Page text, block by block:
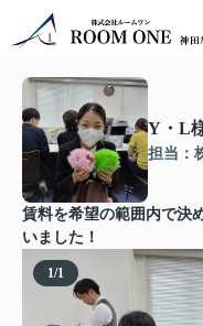
Y・L
担当：
賃料を希望の範囲内で決
いました！
1/1